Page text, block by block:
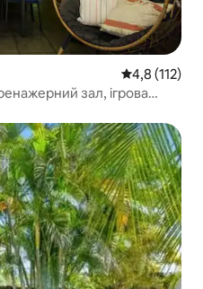
Середня
4,8 (112)
зал, ігрова